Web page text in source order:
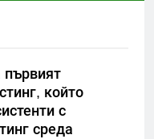
първият
който
с
среда